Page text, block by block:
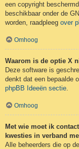
een copyright
beschikbaar onder de
worden, raadpleeg over
Omhoog
Waarom is de optie X
Deze software is
denkt dat een bepaalde
phpBB Ideeën sectie.
Omhoog
Met wie moet ik
kwesties in verband
Alle beheerders die op